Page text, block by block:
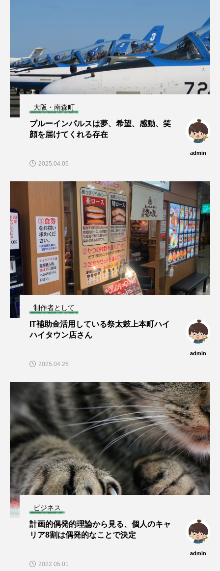
大阪・南森町
ブルーインパルスは夢、希望、感動、笑
顔を届けてくれる存在
admin
2025.04.05
制作者として
IT補助金活用している祭太鼓上本町ハイ
ハイタウン店さん
admin
2025.04.26
ビジネス
計画的偶発的理論から見る、個人のキャ
リア8割は偶発的なことで決定
admin
2022.05.01